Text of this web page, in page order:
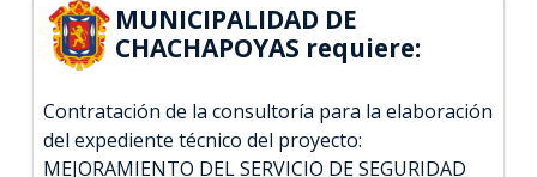
MUNICIPALIDAD DE
CHACHAPOYAS requiere:
Contratación de la consultoría para la elaboración
del expediente técnico del proyecto:
MEJORAMIENTO DEL SERVICIO DE SEGURIDAD